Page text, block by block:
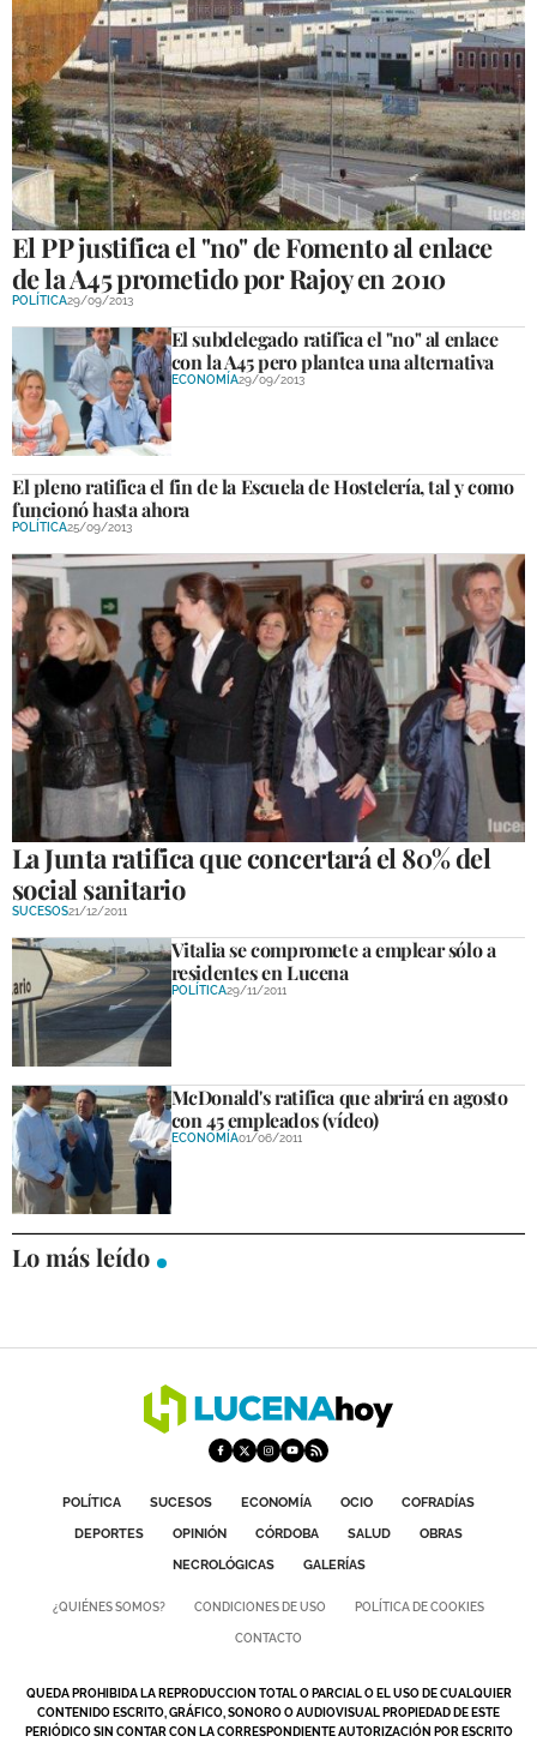
El PP justifica el "no" de Fomento al enlace
de la A45 prometido por Rajoy en 2010
POLÍTICA29/09/2013
El subdelegado ratifica el "no" al enlace
con la A45 pero plantea una alternativa
ECONOMÍA29/09/2013
El pleno ratifica el fin de la Escuela de Hostelería, tal y como
funcionó hasta ahora
POLÍTICA25/09/2013
La Junta ratifica que concertará el 80% del
social sanitario
SUCESOS21/12/2011
Vitalia se compromete a emplear sólo a
residentes en Lucena
POLÍTICA29/11/2011
McDonald's ratifica que abrirá en agosto
con 45 empleados (vídeo)
ECONOMÍA01/06/2011
Lo más leído
POLÍTICA SUCESOS ECONOMÍA OCIO
COFRADÍAS
DEPORTES
OPINIÓN CÓRDOBA SALUD
OBRAS
NECROLÓGICAS
GALERÍAS
¿QUIÉNES SOMOS? CONDICIONES DE USO POLÍTICA DE COOKIES
CONTACTO
QUEDA PROHIBIDA LA REPRODUCCION TOTAL O PARCIAL O EL USO DE CUALQUIER
CONTENIDO ESCRITO, GRÁFICO, SONORO O AUDIOVISUAL PROPIEDAD DE ESTE
PERIÓDICO SIN CONTAR CON LA CORRESPONDIENTE AUTORIZACIÓN POR ESCRITO